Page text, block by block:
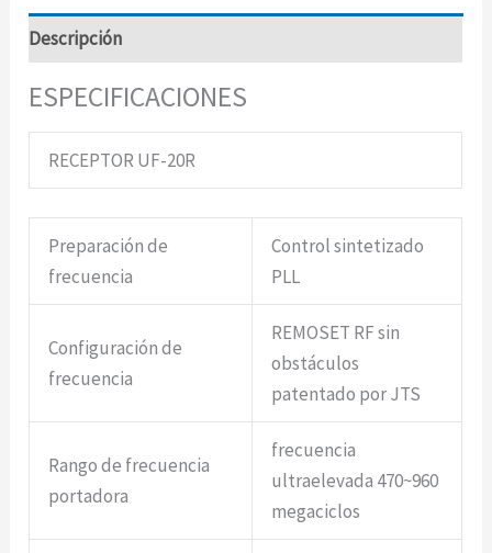
Descripción
ESPECIFICACIONES
RECEPTOR UF-20R
Preparación de
frecuencia
Control sintetizado
PLL
Configuración de
frecuencia
REMOSET RF sin
obstáculos
patentado por JTS
Rango de frecuencia
portadora
frecuencia
ultraelevada 470~960
megaciclos